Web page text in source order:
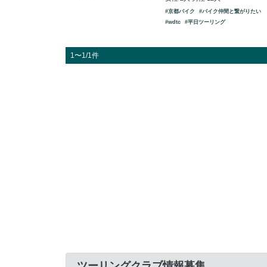
#京都バイク
#バイク仲間と繋がりたい
#wdtc
#平日ツーリング
1〜1/1件